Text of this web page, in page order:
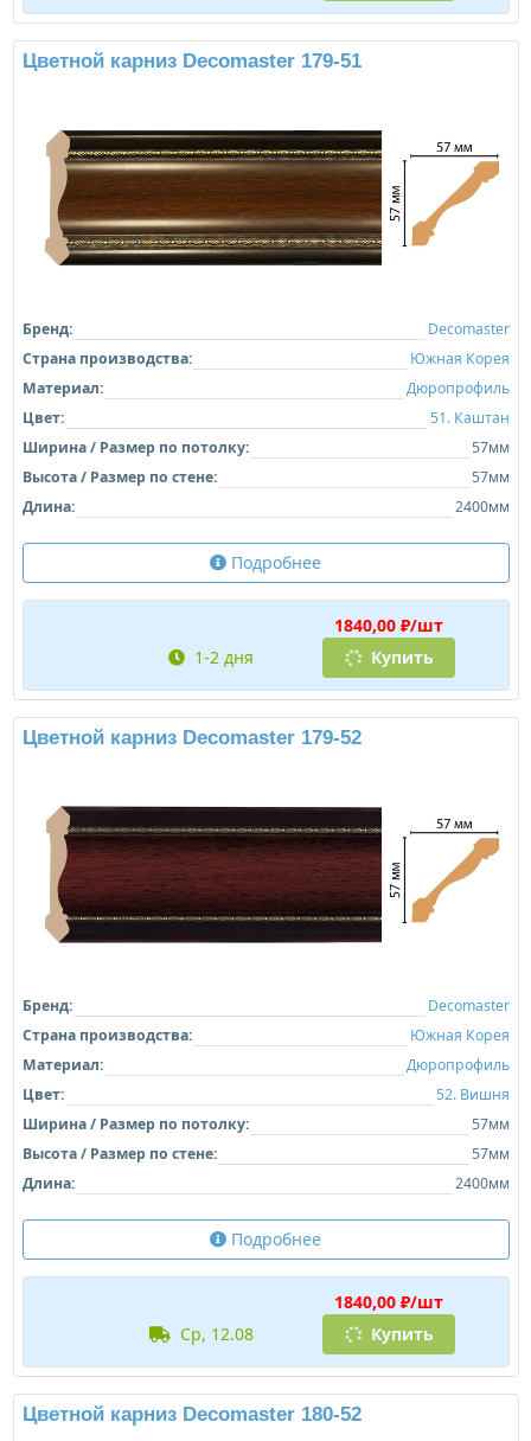
Цветной карниз Decomaster 179-51
Бренд:
Decomaster
Страна производства:
Южная Корея
Материал:
Дюропрофиль
Цвет:
51. Каштан
Ширина / Размер по потолку:
57мм
Высота / Размер по стене:
57мм
Длина:
2400мм
Подробнее
1840,00 ₽/шт
1-2 дня
Купить
Цветной карниз Decomaster 179-52
Бренд:
Decomaster
Страна производства:
Южная Корея
Материал:
Дюропрофиль
Цвет:
52. Вишня
Ширина / Размер по потолку:
57мм
Высота / Размер по стене:
57мм
Длина:
2400мм
Подробнее
1840,00 ₽/шт
ср, 12.08
Купить
Цветной карниз Decomaster 180-52